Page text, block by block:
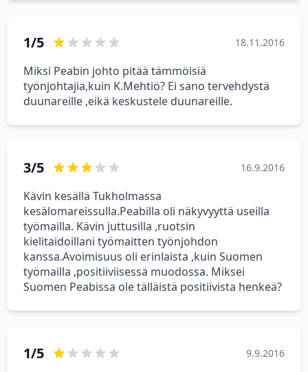
1/5 18.11.2016
Miksi Peabin johto pitää tämmöisiä
työnjohtajia,kuin K.Mehtiö? Ei sano tervehdystä
duunareille ,eikä keskustele duunareille.
3/5 16.9.2016
Kävin kesällä Tukholmassa
kesälomareissulla.Peabilla oli näkyvyyttä useilla
työmailla. Kävin juttusilla ,ruotsin
kielitaidoillani työmaitten työnjohdon
kanssa.Avoimisuus oli erinlaista ,kuin Suomen
työmailla ,positiiviisessä muodossa. Miksei
Suomen Peabissa ole tälläistä positiivista henkeä?
1/5 9.9.2016